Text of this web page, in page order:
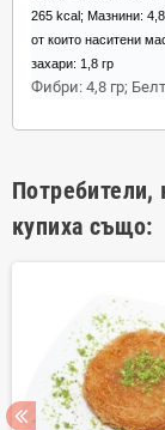
265 kcal; Мазнини: 4,8
от които наситени
захари: 1,8 гр
Фибри: 4,8 гр;
Потребители,
купиха също: